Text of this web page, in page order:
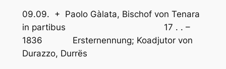
09.09. + Paolo Gàlata, Bischof von Tenara
in partibus 17 . . –
1836 Ersternennung; Koadjutor von
Durazzo, Durrës